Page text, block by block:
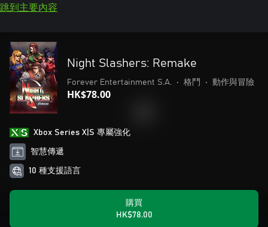
跳到主要內容
Night Slashers: Remake
Forever Entertainment S.A. • 格鬥 • 動作與冒險
HK$78.00
Xbox Series X|S 專屬強化
智慧傳遞
10 種支援語言
購買
HK$78.00